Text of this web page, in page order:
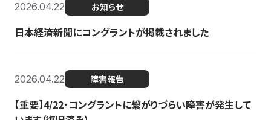
2026.04.22 お知らせ
日本経済新聞にコングラントが掲載されました
2026.04.22 障害報告
【重要】4/22・コングラントに繋がりづらい障害が発生して